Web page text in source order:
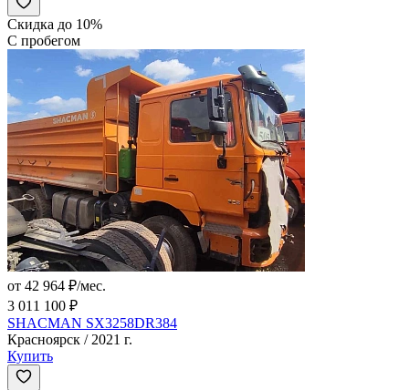
Скидка до 10%
С пробегом
от 42 964 ₽/мес.
3 011 100 ₽
SHACMAN SX3258DR384
Красноярск / 2021 г.
Купить